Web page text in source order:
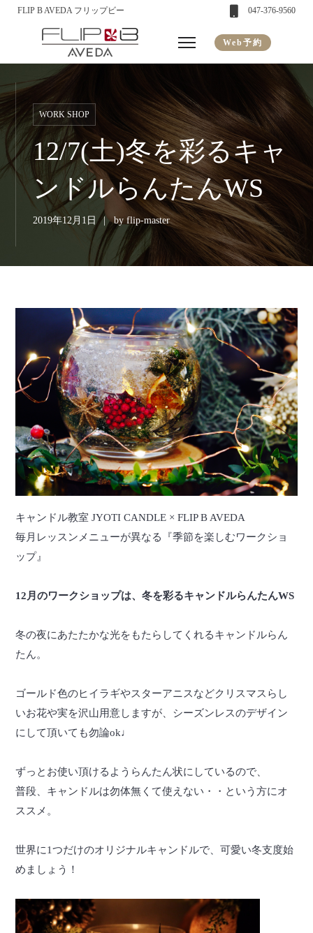
FLIP B AVEDA フリップビー 047-376-9560
Web予約
WORK SHOP
12/7(土)冬を彩るキャ
ンドルらんたんWS
2019年12月1日 by flip-master
キャンドル教室 JYOTI CANDLE × FLIP B AVEDA
毎月レッスンメニューが異なる『季節を楽しむワークショ
ップ』
12月のワークショップは、冬を彩るキャンドルらんたんWS
冬の夜にあたたかな光をもたらしてくれるキャンドルらん
たん。
ゴールド色のヒイラギやスターアニスなどクリスマスらし
いお花や実を沢山用意しますが、シーズンレスのデザイン
にして頂いても勿論ok♩
ずっとお使い頂けるようらんたん状にしているので、
普段、キャンドルは勿体無くて使えない・・という方にオ
ススメ。
世界に1つだけのオリジナルキャンドルで、可愛い冬支度始
めましょう！